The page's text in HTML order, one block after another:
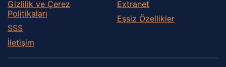
Gizlilik ve Çerez
Politikaları
SSS
İletişim
Extranet
Eşsiz Özellikler